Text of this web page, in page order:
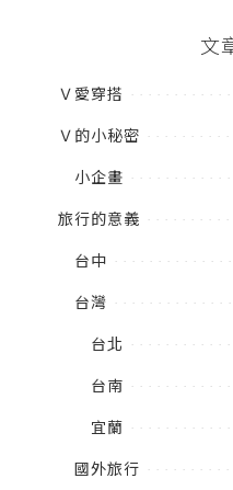
文
Ｖ愛穿搭
Ｖ的小秘密
小企畫
旅行的意義
台中
台灣
台北
台南
宜蘭
國外旅行